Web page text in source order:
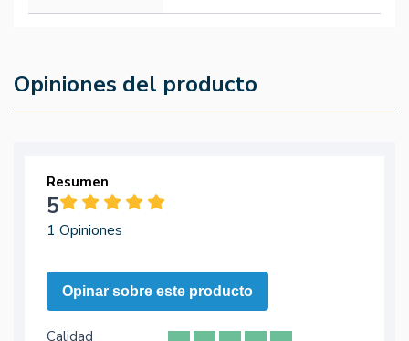
Opiniones del producto
Resumen
5
1 Opiniones
Opinar sobre este producto
Calidad